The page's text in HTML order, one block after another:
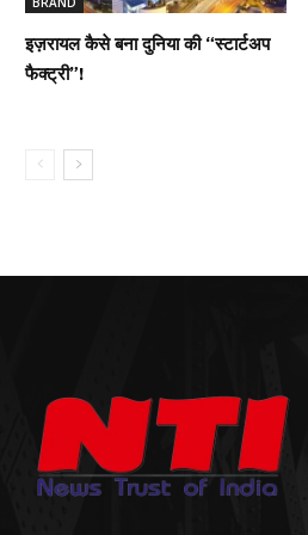
इज़रायल कैसे बना दुनिया की “स्टार्टअप
फैक्ट्री”!